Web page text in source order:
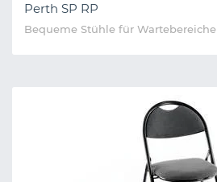
Perth SP RP
Bequeme Stühle für Wartebereiche